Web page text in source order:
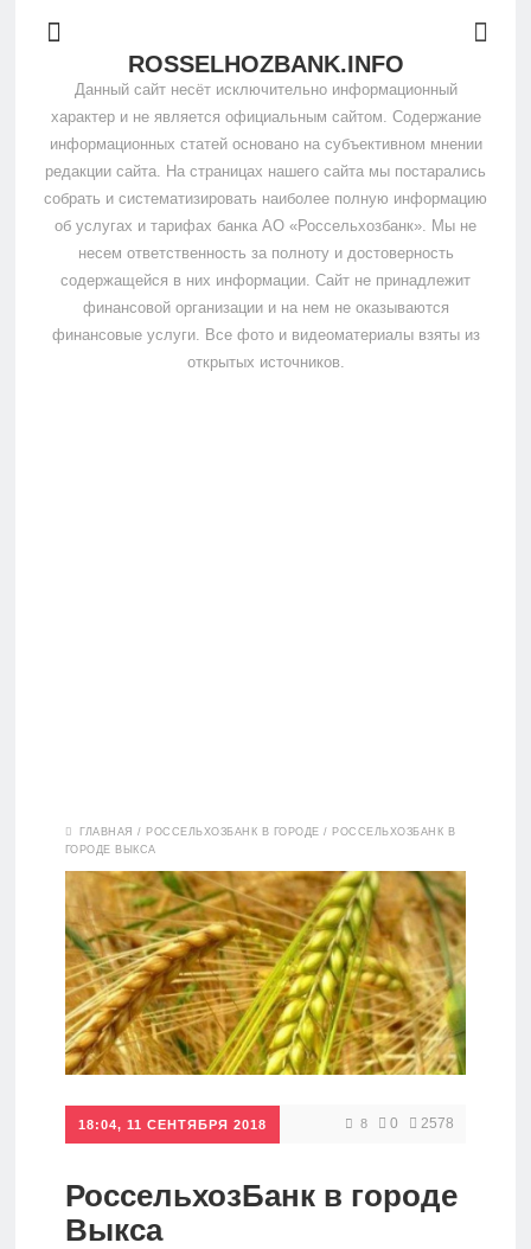
ROSSELHOZBANK.INFO
Данный сайт несёт исключительно информационный
характер и не является официальным сайтом. Содержание
информационных статей основано на субъективном мнении
редакции сайта. На страницах нашего сайта мы постарались
собрать и систематизировать наиболее полную информацию
об услугах и тарифах банка АО «Россельхозбанк». Мы не
несем ответственность за полноту и достоверность
содержащейся в них информации. Сайт не принадлежит
финансовой организации и на нем не оказываются
финансовые услуги. Все фото и видеоматериалы взяты из
открытых источников.
Дебетовые
карты
Кредитные
карты
Кредиты
Ипотеки
ГЛАВНАЯ / РОССЕЛЬХОЗБАНК В ГОРОДЕ / РОССЕЛЬХОЗБАНК В
ГОРОДЕ ВЫКСА
18:04, 11 СЕНТЯБРЯ 2018 8 0 2578
РоссельхозБанк в городе
Выкса